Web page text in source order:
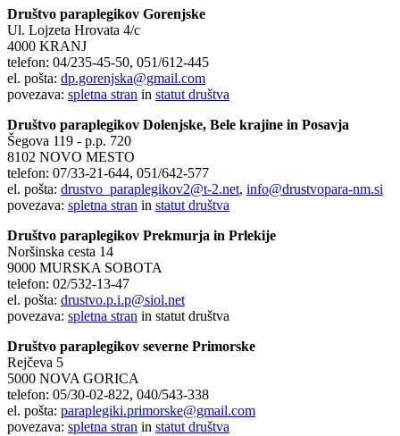
Društvo paraplegikov Gorenjske
Ul. Lojzeta Hrovata 4/c
4000 KRANJ
telefon: 04/235-45-50, 051/612-445
el. pošta: dp.gorenjska@gmail.com
povezava: spletna stran in statut društva
Društvo paraplegikov Dolenjske, Bele krajine in Posavja
Šegova 119 - p.p. 720
8102 NOVO MESTO
telefon: 07/33-21-644, 051/642-577
el. pošta: drustvo_paraplegikov2@t-2.net, info@drustvopara-nm.si
povezava: spletna stran in statut društva
Društvo paraplegikov Prekmurja in Prlekije
Noršinska cesta 14
9000 MURSKA SOBOTA
telefon: 02/532-13-47
el. pošta: drustvo.p.i.p@siol.net
povezava: spletna stran in statut društva
Društvo paraplegikov severne Primorske
Rejčeva 5
5000 NOVA GORICA
telefon: 05/30-02-822, 040/543-338
el. pošta: paraplegiki.primorske@gmail.com
povezava: spletna stran in statut društva